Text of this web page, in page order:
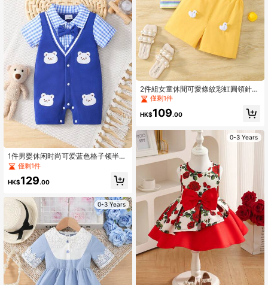
1件男婴休闲时尚可爱蓝色格子领半拉
链拼接蓝白条纹小熊装饰短袖连体
衣，夏季日常穿着
僅剩1件
HK$129.00
0-3 Years
2件組女童休閒可愛條紋彩虹圓領針織
套頭無袖上衣與吊帶短褲，3D卡通鴨
子印花，夏季日常穿搭
僅剩1件
HK$109.00
0-3 Years